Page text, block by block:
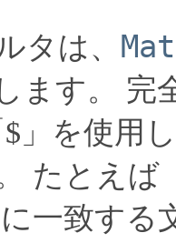
タは、
ます。
完
」を使用
たとえば
に一致す